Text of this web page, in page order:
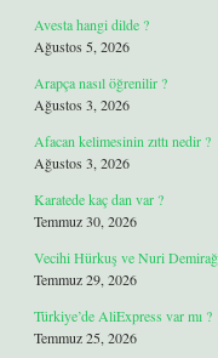
Avesta hangi dilde ?
Ağustos 5, 2026
Arapça nasıl öğrenilir ?
Ağustos 3, 2026
Afacan kelimesinin zıttı nedir ?
Ağustos 3, 2026
Karatede kaç dan var ?
Temmuz 30, 2026
Vecihi Hürkuş ve Nuri Demirağ
Temmuz 29, 2026
Türkiye’de AliExpress var mı ?
Temmuz 25, 2026